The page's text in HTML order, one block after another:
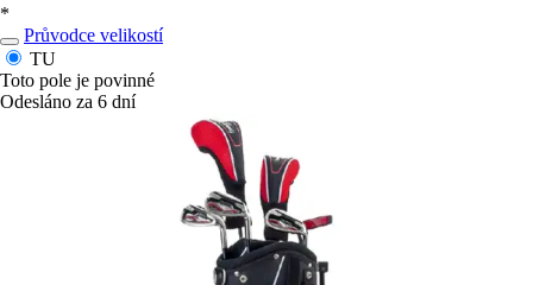
*
Průvodce velikostí
TU
Toto pole je povinné
Odesláno za 6 dní